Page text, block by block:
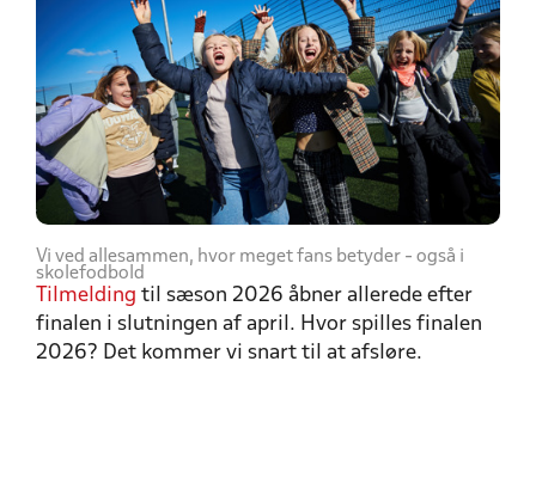
Vi ved allesammen, hvor meget fans betyder - også i
skolefodbold
Tilmelding til sæson 2026 åbner allerede efter
finalen i slutningen af april. Hvor spilles finalen
2026? Det kommer vi snart til at afsløre.